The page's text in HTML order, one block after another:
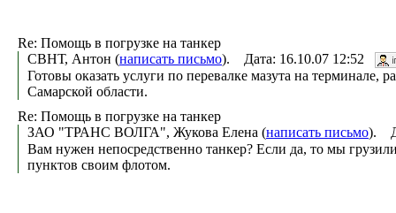
Re: Помощь в погрузке на танкер
СВНТ, Антон (написать письмо). Дата: 16.10.07 12:52
Готовы оказать услуги по перевалке мазута на терминале,
Самарской области.
Re: Помощь в погрузке на танкер
ЗАО "ТРАНС ВОЛГА", Жукова Елена (написать письмо).
Вам нужен непосредственно танкер? Если да, то мы
пунктов своим флотом.